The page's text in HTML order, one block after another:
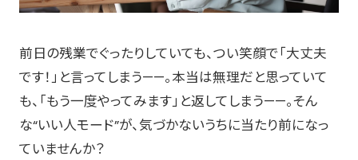
前日の残業でぐったりしていても、つい笑顔で「大丈夫
です！」と言ってしまう——。本当は無理だと思っていて
も、「もう一度やってみます」と返してしまう——。そん
な“いい人モード”が、気づかないうちに当たり前になっ
ていませんか？